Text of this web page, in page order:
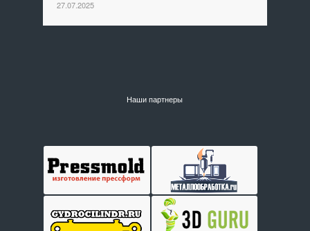
27.07.2025
Наши партнеры